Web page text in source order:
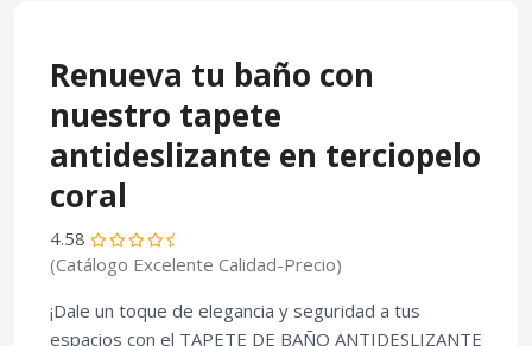
Renueva tu baño con
nuestro tapete
antideslizante en terciopelo
coral
4.58
(Catálogo Excelente Calidad-Precio)
¡Dale un toque de elegancia y seguridad a tus
espacios con el TAPETE DE BAÑO ANTIDESLIZANTE